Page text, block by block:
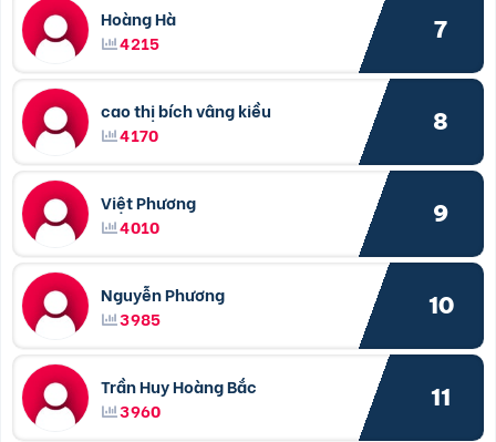
Hoàng Hà
4215
7
cao thị bích vâng kiều
4170
8
Việt Phương
4010
9
Nguyễn Phương
3985
10
Trần Huy Hoàng Bắc
3960
11